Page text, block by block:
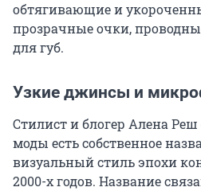
обтягивающие и
прозрачные очки,
для губ.
Узкие джинсы и
Стилист и блогер Алена
моды есть собственное
визуальный стиль эпохи
2000-х годов. Название